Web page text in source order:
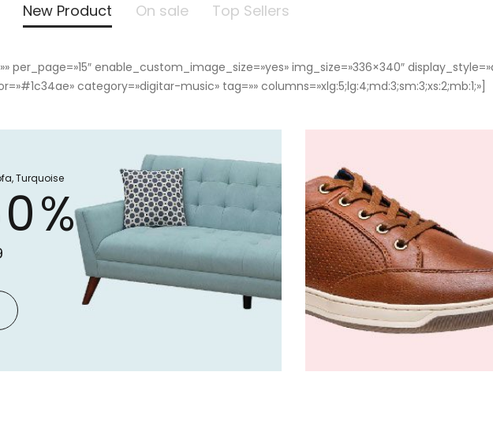
New Product On sale Top Sellers
per_page=»15″ enable_custom_image_size=»yes» img_size=»336×340″
category=»digitar-music» tag=»» columns=»xlg:5;lg:4;md:3;sm:3;xs:2;mb:1;»]
Turquoise